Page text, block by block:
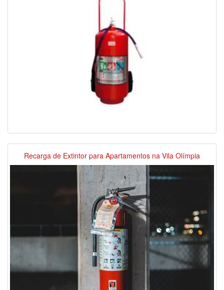
Recarga de Extintor para Apartamentos na Vila Olímpia